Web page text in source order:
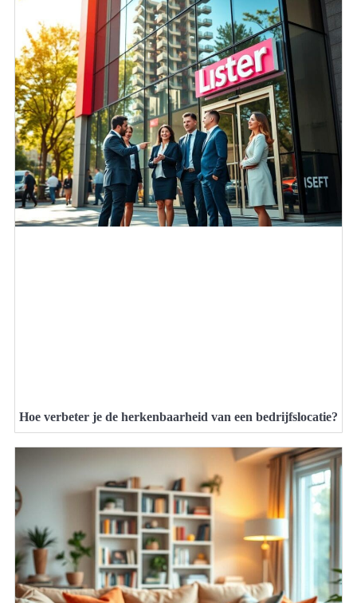
Hoe verbeter je de herkenbaarheid van een bedrijfslocatie?